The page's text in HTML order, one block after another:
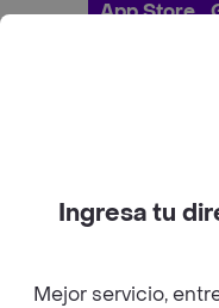
App Store
Pide tu comida
Categorías
Ingresa tu
Mejor servicio,